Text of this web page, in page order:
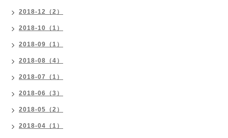
2018-12（2）
2018-10（1）
2018-09（1）
2018-08（4）
2018-07（1）
2018-06（3）
2018-05（2）
2018-04（1）